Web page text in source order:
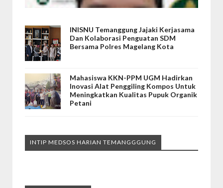
INISNU Temanggung Jajaki Kerjasama
Dan Kolaborasi Penguatan SDM
Bersama Polres Magelang Kota
Mahasiswa KKN-PPM UGM Hadirkan
Inovasi Alat Penggiling Kompos Untuk
Meningkatkan Kualitas Pupuk Organik
Petani
INTIP MEDSOS HARIAN TEMANGGGUNG